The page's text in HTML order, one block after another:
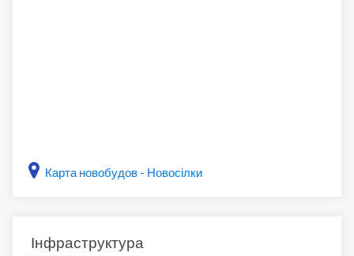
Карта новобудов - Новосілки
Інфраструктура